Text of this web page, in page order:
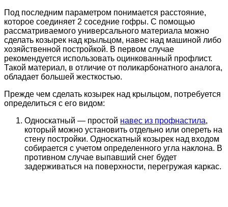
Под последним параметром понимается расстояние,
которое соединяет 2 соседние гофры. С помощью
рассматриваемого универсального материала можно
сделать козырек над крыльцом, навес над машиной либо
хозяйственной постройкой. В первом случае
рекомендуется использовать оцинкованный профлист.
Такой материал, в отличие от поликарбонатного аналога,
обладает большей жесткостью.
Прежде чем сделать козырек над крыльцом, потребуется
определиться с его видом:
Односкатный — простой навес из профнастила,
который можно установить отдельно или опереть на
стену постройки. Односкатный козырек над входом
собирается с учетом определенного угла наклона. В
противном случае выпавший снег будет
задерживаться на поверхности, перегружая каркас.